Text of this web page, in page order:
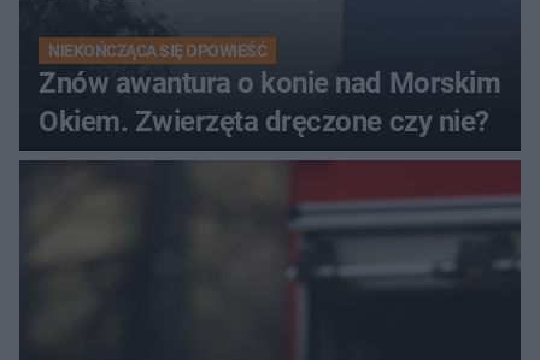
NIEKOŃCZĄCA SIĘ OPOWIEŚĆ
Znów awantura o konie nad Morskim
Okiem. Zwierzęta dręczone czy nie?